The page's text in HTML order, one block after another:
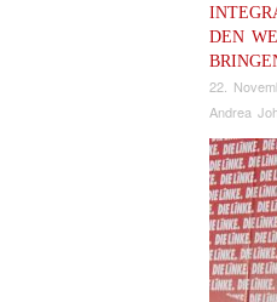
DEN
22.
Andrea